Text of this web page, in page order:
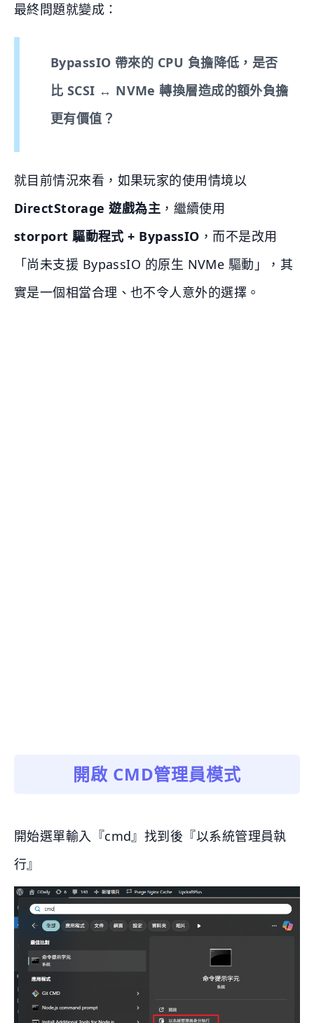
最終問題就變成：
BypassIO 帶來的 CPU 負擔降低，是否
比 SCSI ↔ NVMe 轉換層造成的額外負擔
更有價值？
就目前情況來看，如果玩家的使用情境以
DirectStorage 遊戲為主 ，繼續使用
storport 驅動程式 + BypassIO ，而不是改用
「尚未支援 BypassIO 的原生 NVMe 驅動」，其
實是一個相當合理、也不令人意外的選擇。
開啟 CMD管理員模式
開始選單輸入『cmd』找到後『以系統管理員執
行』